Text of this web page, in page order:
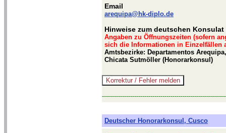
Email
arequipa@hk-diplo.de
Hinweise zum deutschen Konsulat
Angaben zu Öffnungszeiten (sofern
sich die Informationen in Einzelfällen
Amtsbezirke: Departamentos
Chicata Sutmöller (Honorarkonsul)
Deutscher Honorarkonsul, Cusco